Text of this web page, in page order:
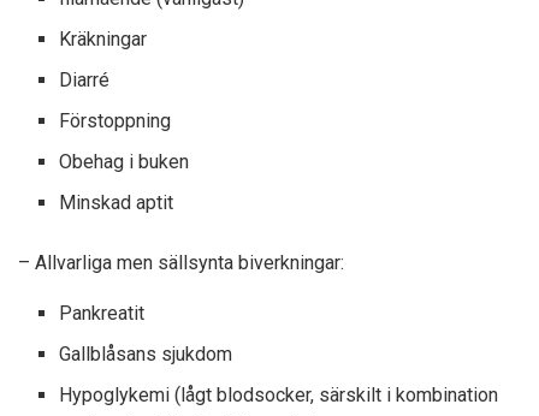
Kräkningar
Diarré
Förstoppning
Obehag i buken
Minskad aptit
– Allvarliga men sällsynta biverkningar:
Pankreatit
Gallblåsans sjukdom
Hypoglykemi (lågt blodsocker, särskilt i kombination